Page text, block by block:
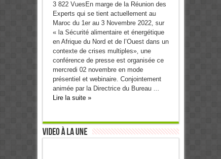
3 822 VuesEn marge de la Réunion des
Experts qui se tient actuellement au
Maroc du 1er au 3 Novembre 2022, sur
« la Sécurité alimentaire et énergétique
en Afrique du Nord et de l’Ouest dans un
contexte de crises multiples», une
conférence de presse est organisée ce
mercredi 02 novembre en mode
présentiel et webinaire. Conjointement
animée par la Directrice du Bureau ...
Lire la suite »
Video à la Une